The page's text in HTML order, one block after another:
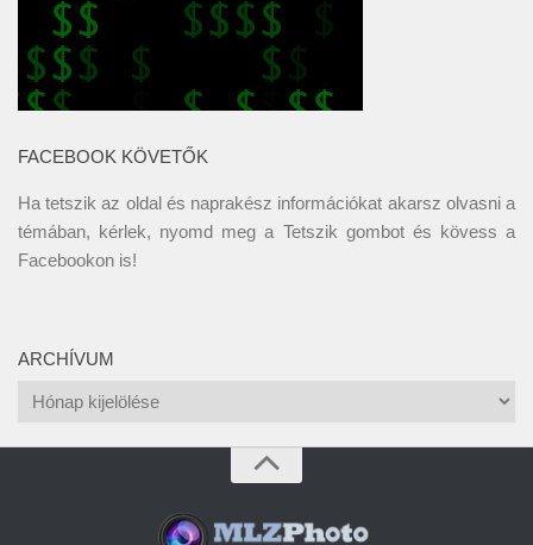
FACEBOOK KÖVETŐK
Ha tetszik az oldal és naprakész információkat akarsz olvasni a
témában, kérlek, nyomd meg a Tetszik gombot és kövess a
Facebookon is!
ARCHÍVUM
Archívum